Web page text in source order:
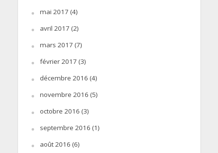
mai 2017 (4)
avril 2017 (2)
mars 2017 (7)
février 2017 (3)
décembre 2016 (4)
novembre 2016 (5)
octobre 2016 (3)
septembre 2016 (1)
août 2016 (6)